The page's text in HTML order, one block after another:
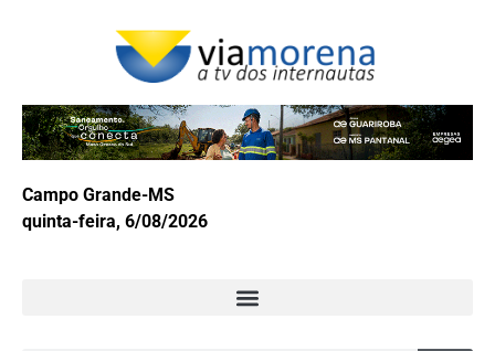
Campo Grande-MS
quinta-feira, 6/08/2026